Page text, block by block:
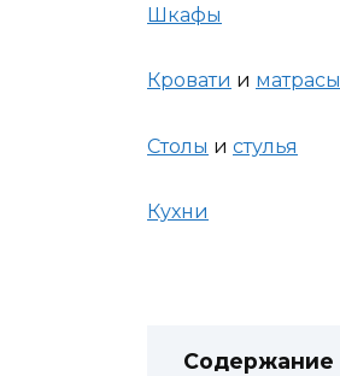
Шкафы
Кровати и матрасы
Столы и стулья
Кухни
Содержание